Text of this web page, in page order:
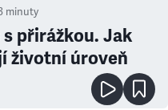
minuty
přirážkou. Jak
životní úroveň